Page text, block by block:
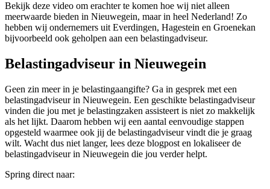
Bekijk deze video om erachter te komen hoe wij niet alleen
meerwaarde bieden in Nieuwegein, maar in heel Nederland! Zo
hebben wij ondernemers uit Everdingen, Hagestein en Groenekan
bijvoorbeeld ook geholpen aan een belastingadviseur.
Belastingadviseur in Nieuwegein
Geen zin meer in je belastingaangifte? Ga in gesprek met een
belastingadviseur in Nieuwegein. Een geschikte belastingadviseur
vinden die jou met je belastingzaken assisteert is niet zo makkelijk
als het lijkt. Daarom hebben wij een aantal eenvoudige stappen
opgesteld waarmee ook jij de belastingadviseur vindt die je graag
wilt. Wacht dus niet langer, lees deze blogpost en lokaliseer de
belastingadviseur in Nieuwegein die jou verder helpt.
Spring direct naar: